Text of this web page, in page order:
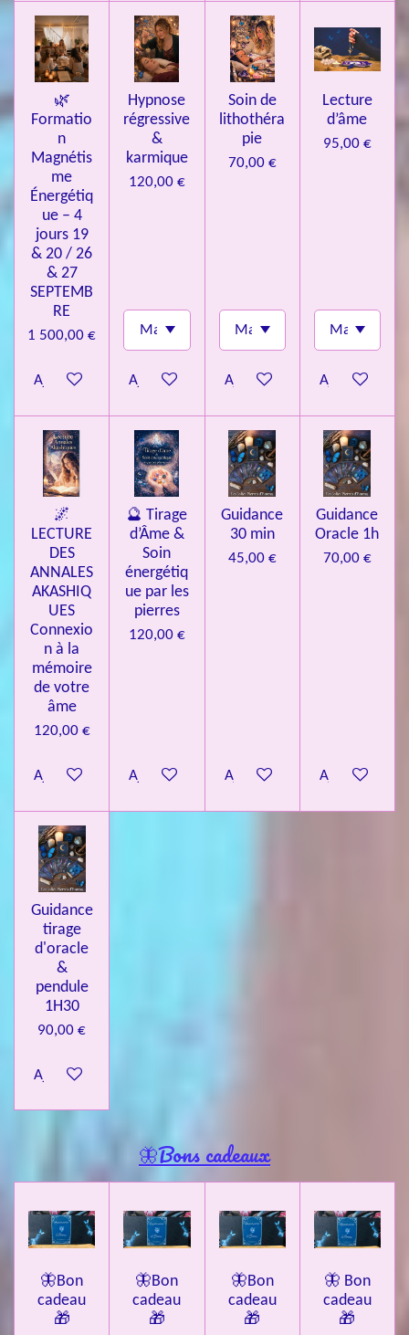
🌿
Formatio
n
Magnétis
me
Énergétiq
ue – 4
jours 19
& 20 / 26
& 27
SEPTEMB
RE
1 500,00 €
Ajouter au panier
Hypnose
régressive
&
karmique
120,00 €
Ajouter au panier
Soin de
lithothéra
pie
70,00 €
Ajouter au panier
Lecture
d’âme
95,00 €
Ajouter au
🌌
LECTURE
DES
ANNALES
AKASHIQ
UES
Connexio
n à la
mémoire
de votre
âme
120,00 €
Ajouter au panier
🔮 Tirage
d’Âme &
Soin
énergétiq
ue par les
pierres
120,00 €
Ajouter au panier
Guidance
30 min
45,00 €
Ajouter au panier
Guidance
Oracle 1h
70,00 €
Ajouter au
Guidance
tirage
d'oracle
&
pendule
1H30
90,00 €
Ajouter au panier
🦋Bons cadeaux
🦋Bon
cadeau
🎁
🦋Bon
cadeau
🎁
🦋Bon
cadeau
🎁
🦋 Bon
cadeau
🎁